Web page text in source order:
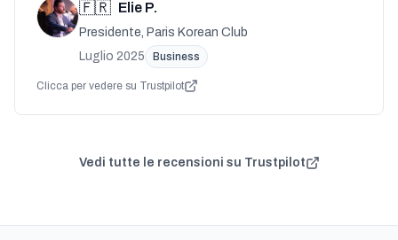
🇫🇷 Elie P.
Presidente, Paris Korean Club
Luglio 2025
Business
Clicca per vedere su Trustpilot
Vedi tutte le recensioni su Trustpilot